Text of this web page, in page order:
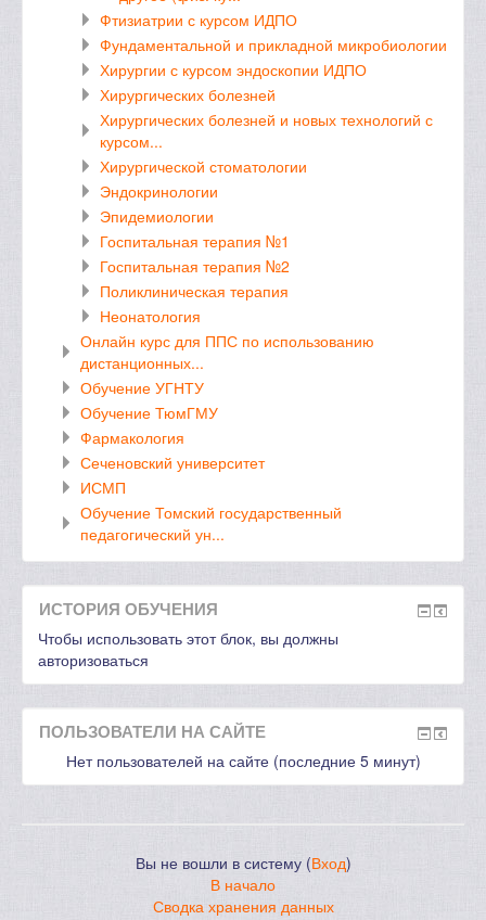
Фтизиатрии с курсом ИДПО
Фундаментальной и прикладной микробиологии
Хирургии с курсом эндоскопии ИДПО
Хирургических болезней
Хирургических болезней и новых технологий с
курсом...
Хирургической стоматологии
Эндокринологии
Эпидемиологии
Госпитальная терапия №1
Госпитальная терапия №2
Поликлиническая терапия
Неонатология
Онлайн курс для ППС по использованию
дистанционных...
Обучение УГНТУ
Обучение ТюмГМУ
Фармакология
Сеченовский университет
ИСМП
Обучение Томский государственный
педагогический ун...
ИСТОРИЯ ОБУЧЕНИЯ
Чтобы использовать этот блок, вы должны
авторизоваться
ПОЛЬЗОВАТЕЛИ НА САЙТЕ
Нет пользователей на сайте (последние 5 минут)
Вы не вошли в систему (Вход)
В начало
Сводка хранения данных